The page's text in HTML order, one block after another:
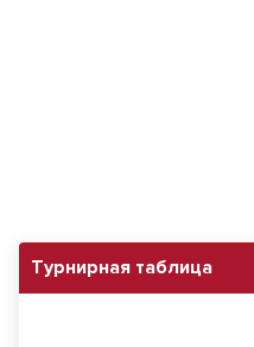
Турнирная таблица